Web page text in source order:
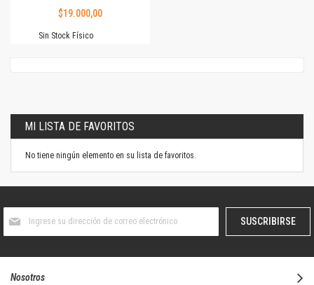
$19.000,00
Sin Stock Físico
MI LISTA DE FAVORITOS
No tiene ningún elemento en su lista de favoritos.
boletín
SUSCRIBIRSE
Nosotros